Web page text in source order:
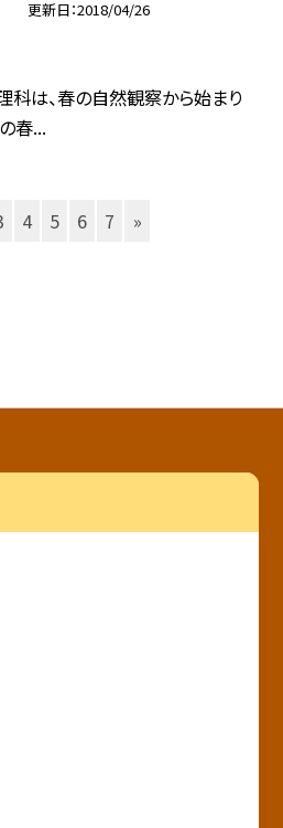
更新日 2018/04/26
科は、春の自然観察から始まり
春...
4 5 6 7 »